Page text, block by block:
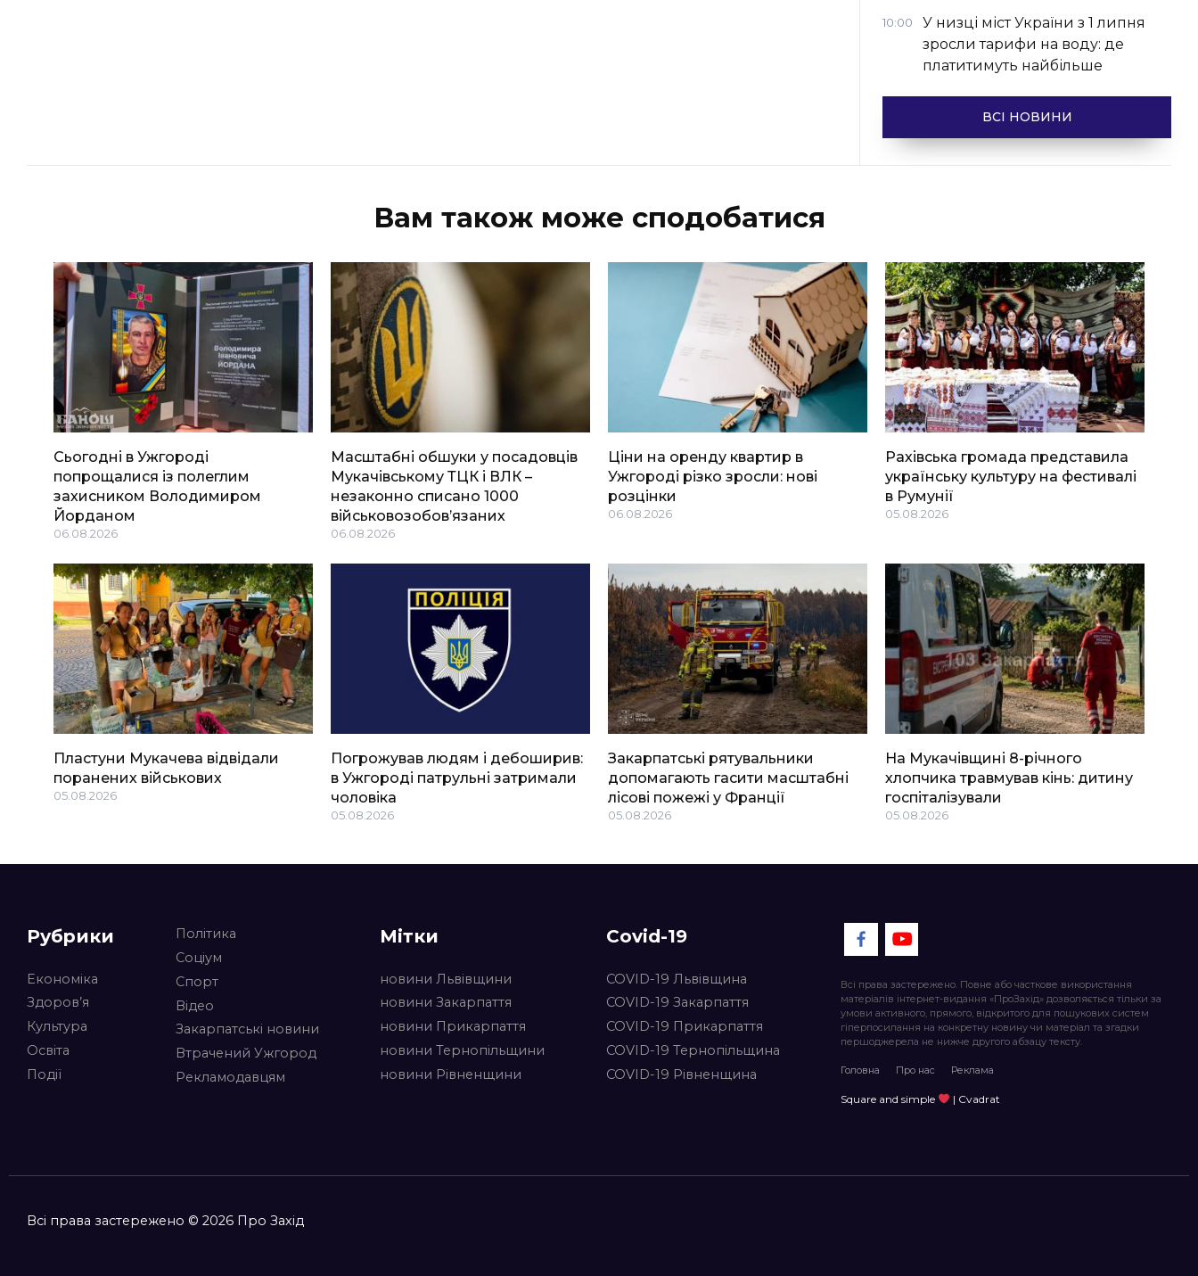
10:00
У низці міст України з 1 липня
зросли тарифи на воду: де
платитимуть найбільше
ВСІ НОВИНИ
Вам також може сподобатися
Сьогодні в Ужгороді
попрощалися із полеглим
захисником Володимиром
Йорданом
06.08.2026
Масштабні обшуки у посадовців
Мукачівському ТЦК і ВЛК –
незаконно списано 1000
військовозобов’язаних
06.08.2026
Ціни на оренду квартир в
Ужгороді різко зросли: нові
розцінки
06.08.2026
Рахівська громада представила
українську культуру на фестивалі
в Румунії
05.08.2026
Пластуни Мукачева відвідали
поранених військових
05.08.2026
Погрожував людям і дебоширив:
в Ужгороді патрульні затримали
чоловіка
05.08.2026
Закарпатські рятувальники
допомагають гасити масштабні
лісові пожежі у Франції
05.08.2026
На Мукачівщині 8-річного
хлопчика травмував кінь: дитину
госпіталізували
05.08.2026
Рубрики
Економіка
Здоров’я
Культура
Освіта
Події
Політика
Соціум
Спорт
Відео
Закарпатські новини
Втрачений Ужгород
Рекламодавцям
Мітки
новини Львівщини
новини Закарпаття
новини Прикарпаття
новини Тернопільщини
новини Рівненщини
Covid-19
COVID-19 Львівщина
COVID-19 Закарпаття
COVID-19 Прикарпаття
COVID-19 Тернопільщина
COVID-19 Рівненщина
Всі права застережено. Повне або часткове використання
матеріалів інтернет-видання «ПроЗахід» дозволяється тільки за
умови активного, прямого, відкритого для пошукових систем
гіперпосилання на конкретну новину чи матеріал та згадки
першоджерела не нижче другого абзацу тексту.
Головна Про нас Реклама
Square and simple | Cvadrat
Всі права застережено © 2026 Про Захід